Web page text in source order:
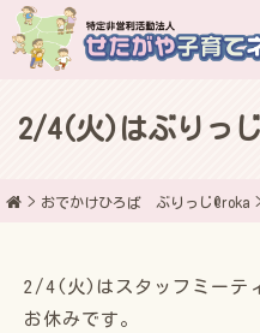
2/4(火)はぶりっ
おでかけひろば ぶりっじ@roka
2/4(火)はスタッフミーテ
お休みです。